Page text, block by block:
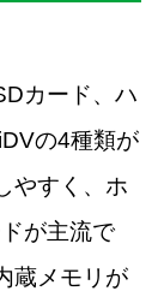
カード、ハ
の4種類が
やすく、ホ
が主流で
蔵メモリが